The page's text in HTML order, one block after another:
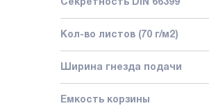
Секретность DIN 66399
Кол-во листов (70 г/м2)
Ширина гнезда подачи
Емкость корзины